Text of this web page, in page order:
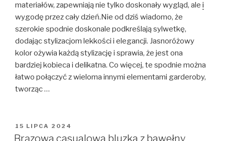
materiałów, zapewniają nie tylko doskonały wygląd, ale i
wygodę przez cały dzień.Nie od dziś wiadomo, że
szerokie spodnie doskonale podkreślają sylwetkę,
dodając stylizacjom lekkości i elegancji. Jasnoróżowy
kolor ożywia każdą stylizację i sprawia, że jest ona
bardziej kobieca i delikatna. Co więcej, te spodnie można
łatwo połączyć z wieloma innymi elementami garderoby,
tworząc …
OPUBLIKOWANE
W
15 LIPCA 2024